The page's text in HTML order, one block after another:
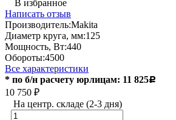
В избранное
Написать отзыв
Производитель:Makita
Диаметр круга, мм:125
Мощность, Вт:440
Обороты:4500
Все характеристики
* по б/н расчету юрлицам: 11 825Р
10 750 ₽
На центр. складе (2-3 дня)